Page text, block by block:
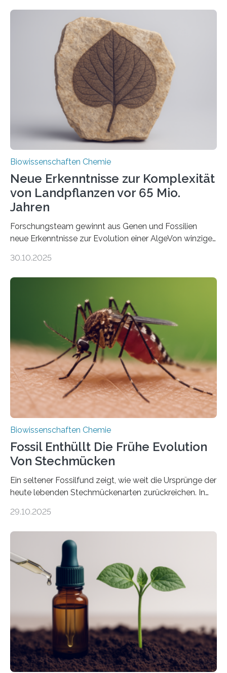
der Ruhr-Universität Bochum um Prof. Dr. Ralf Erdmann
und Dr. Ismaila Francis Yusuf hat nun einen bislang
unbekannten Qualitätskontrollmechanismus des
peroxisomalen Proteintransports in der Bäckerhefe
Saccharomyces cerevisiae entdeckt, der für die
Funktionsfähigkeit der Organellen entscheidend ist. Die
Studie wurde am 28. Oktober 2025 in der
Fachzeitschrift…
Biowissenschaften Chemie
Neue Erkenntnisse zur Komplexität
von Landpflanzen vor 65 Mio.
Jahren
Forschungsteam gewinnt aus Genen und Fossilien
neue Erkenntnisse zur Evolution einer AlgeVon winzigen
Landpflanzen zählen zu den komplexesten
Grünalgen, die vor Hunderten von Millionen Jahren
lebten. Unter den Vorfahren sticht eine Gruppe heraus,
die noch heute in der Natur vorkommt: die
Süßwasseralge Coleochaetophyceae. Einige Arten
dieser Gruppe bilden aus Zellfäden dichte Geflechte
mit scheibenförmiger Gestalt. Was auffällig ist: Die
nächsten…
30.10.2025
Biowissenschaften Chemie
Fossil Enthüllt Die Frühe Evolution
Von Stechmücken
Ein seltener Fossilfund zeigt, wie weit die Ursprünge der
heute lebenden Stechmückenarten zurückreichen. In
Forschende die bisher älteste bekannte Stechmücken-
Region Kachin in Myanmar und hat sich in
ausgezeichnetem Zustand erhalten. Es konnte als neue
Art einer neuen Gattung beschrieben werden und trägt
nun den Namen Cretosabethes primaevus. Dieser erste
fossile Nachweis einer Stechmückenlarve in Bernstein
stellt gleichzeitig den ersten Fossilfund einer
Mückenlarve aus dem Mesozoikum dar, denn…
29.10.2025